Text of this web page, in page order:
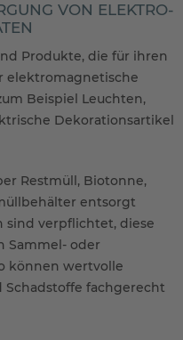
VON ELEKTRO-
Produkte, die für ihren
elektromagnetische
Beispiel Leuchten,
Dekorationsartikel
Restmüll, Biotonne,
entsorgt
sind verpflichtet, diese
Sammel- oder
können wertvolle
fachgerecht